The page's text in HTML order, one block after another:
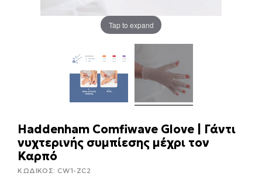
Tap to expand
Haddenham Comfiwave Glove | Γάντι
νυχτερινής συμπίεσης μέχρι τον
Καρπό
ΚΩΔΙΚΟΣ:CW1-ZC2